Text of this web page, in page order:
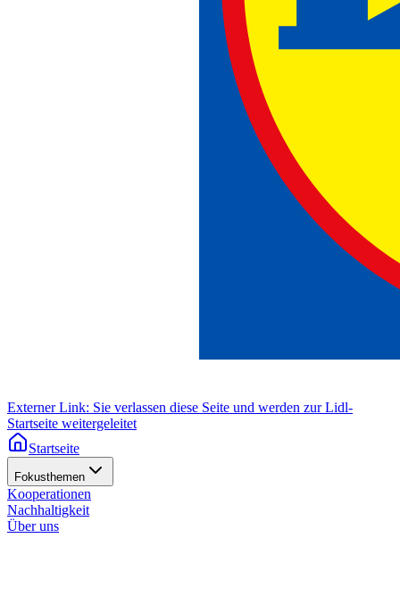
Externer Link: Sie verlassen diese Seite und werden zur Lidl-
Startseite weitergeleitet
Startseite
Fokusthemen
Kooperationen
Nachhaltigkeit
Über uns